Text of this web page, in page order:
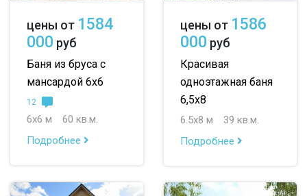
цены от 1584
000 руб
Баня из бруса с
мансардой 6х6
12
6х6 м
60 кв.м.
Подробнее
цены от 1586
000 руб
Красивая
одноэтажная баня
6,5х8
6.5х8 м
39 кв.м.
Подробнее